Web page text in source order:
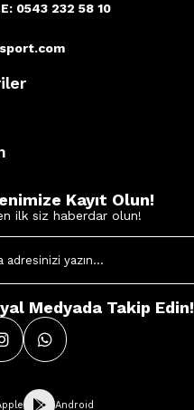
0543 232 58 10
Kayıt Olun!
ilk siz haberdar olun!
Medyada Takip Edin!
Android